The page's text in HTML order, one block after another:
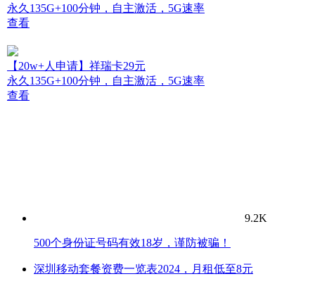
永久135G+100分钟，自主激活，5G速率
查看
【20w+人申请】祥瑞卡29元
永久135G+100分钟，自主激活，5G速率
查看
9.2K
500个身份证号码有效18岁，谨防被骗！
深圳移动套餐资费一览表2024，月租低至8元